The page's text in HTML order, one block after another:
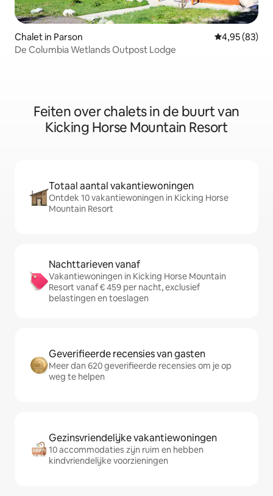
Chalet in Parson Gemiddelde
4,95 (83)
De Columbia Wetlands Outpost Lodge
Feiten over chalets in de buurt van
Kicking Horse Mountain Resort
Totaal aantal vakantiewoningen
Ontdek 10 vakantiewoningen in Kicking Horse
Mountain Resort
Nachttarieven vanaf
Vakantiewoningen in Kicking Horse Mountain
Resort vanaf € 459 per nacht, exclusief
belastingen en toeslagen
Geverifieerde recensies van gasten
Meer dan 620 geverifieerde recensies om je op
weg te helpen
Gezinsvriendelijke vakantiewoningen
10 accommodaties zijn ruim en hebben
kindvriendelijke voorzieningen